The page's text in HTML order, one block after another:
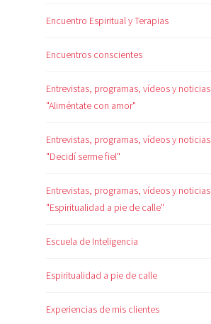
Encuentro Espiritual y Terapias
Encuentros conscientes
Entrevistas, programas, vídeos y noticias
"Aliméntate con amor"
Entrevistas, programas, vídeos y noticias
"Decidí serme fiel"
Entrevistas, programas, vídeos y noticias
"Espiritualidad a pie de calle"
Escuela de Inteligencia
Espiritualidad a pie de calle
Experiencias de mis clientes